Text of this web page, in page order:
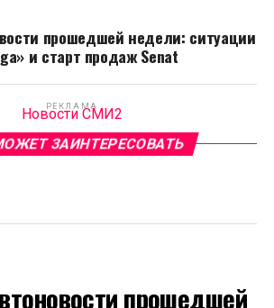
прошедшей недели: ситуации
и старт продаж Senat
РЕКЛАМА
Новости СМИ2
ЗАИНТЕРЕСОВАТЬ
прошедшей